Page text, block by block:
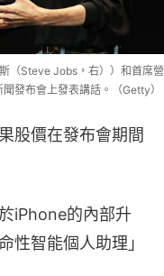
（Steve Jobs，右））和首席營
發布會上發表講話。（Getty）
股價在發布會期間
iPhone的內部升
性智能個人助理」